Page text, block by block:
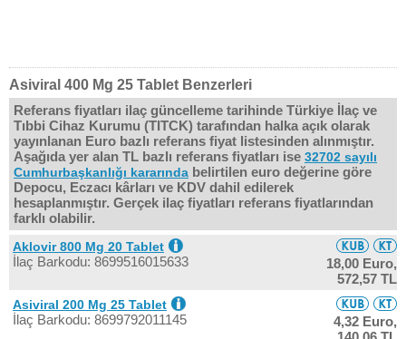
Asiviral 400 Mg 25 Tablet Benzerleri
Referans fiyatları ilaç güncelleme tarihinde Türkiye İlaç ve
Tıbbi Cihaz Kurumu (TITCK) tarafından halka açık olarak
yayınlanan Euro bazlı referans fiyat listesinden alınmıştır.
Aşağıda yer alan TL bazlı referans fiyatları ise 32702 sayılı
Cumhurbaşkanlığı kararında belirtilen euro değerine göre
Depocu, Eczacı kârları ve KDV dahil edilerek
hesaplanmıştır. Gerçek ilaç fiyatları referans fiyatlarından
farklı olabilir.
Aklovir 800 Mg 20 Tablet
İlaç Barkodu: 8699516015633
18,00 Euro,
572,57 TL
Asiviral 200 Mg 25 Tablet
İlaç Barkodu: 8699792011145
4,32 Euro,